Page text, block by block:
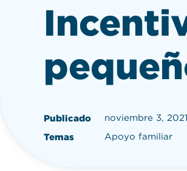
Publicado
noviembre 3, 2021
Temas
Apoyo familiar